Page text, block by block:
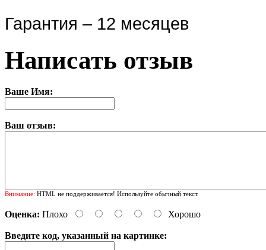
Гарантия – 12 месяцев
Написать отзыв
Ваше Имя:
Ваш отзыв:
Внимание: HTML не поддерживается! Используйте обычный текст.
Оценка: Плохо Хорошо
Введите код, указанный на картинке: